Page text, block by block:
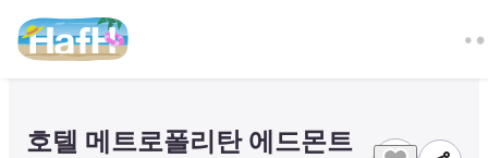
호텔 메트로폴리탄 에드몬트